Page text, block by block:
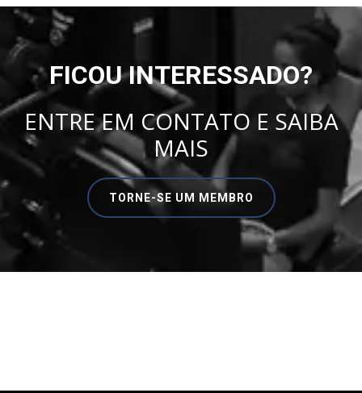
FICOU INTERESSADO?
ENTRE EM CONTATO E SAIBA
MAIS
TORNE-SE UM MEMBRO